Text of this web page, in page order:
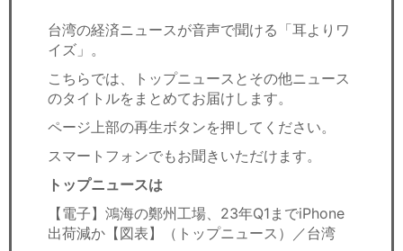
経済ニュース
ＩＴ
飲食店情報
台湾の経済ニュースが音声で聞ける「耳よりワ
イズ」。
こちらでは、トップニュースとその他ニュース
のタイトルをまとめてお届けします。
ページ上部の再生ボタンを押してください。
スマートフォンでもお聞きいただけます。
トップニュースは
【電子】鴻海の鄭州工場、23年Q1までiPhone
出荷減か【図表】（トップニュース）／台湾